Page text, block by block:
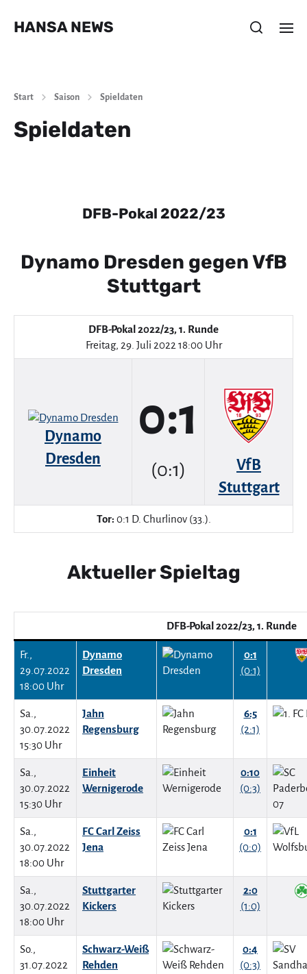
HANSA NEWS
Start Saison Spieldaten
Spieldaten
DFB-Pokal 2022/23
Dynamo Dresden gegen VfB
Stuttgart
DFB-Pokal 2022/23, 1. Runde
Freitag, 29. Juli 2022 18:00 Uhr
Dynamo
Dresden
0:1
(0:1)
VfB
Stuttgart
Tor: 0:1 D. Churlinov (33.).
Aktueller Spieltag
DFB-Pokal 2022/23, 1. Runde
Fr.,
29.07.2022
18:00 Uhr
Dynamo
Dresden
0:1
(0:1)
Sa.,
30.07.2022
15:30 Uhr
Jahn
Regensburg
6:5
(2:1)
Sa.,
30.07.2022
15:30 Uhr
Einheit
Wernigerode
0:10
(0:3)
Sa.,
30.07.2022
18:00 Uhr
FC Carl Zeiss
Jena
0:1
(0:0)
Sa.,
30.07.2022
18:00 Uhr
Stuttgarter
Kickers
2:0
(1:0)
So.,
31.07.2022
Schwarz-Weiß
Rehden
0:4
(0:3)